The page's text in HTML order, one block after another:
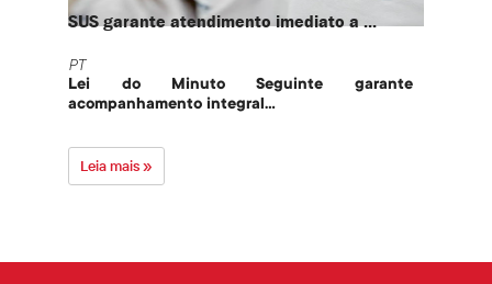
SUS garante atendimento imediato a ...
PT
Lei do Minuto Seguinte garante
acompanhamento integral...
Leia mais »